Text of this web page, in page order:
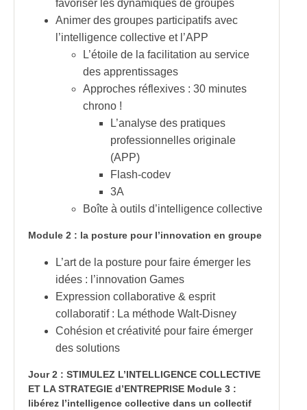
favoriser les dynamiques de groupes
Animer des groupes participatifs avec
l’intelligence collective et l’APP
L’étoile de la facilitation au service
des apprentissages
Approches réflexives : 30 minutes
chrono !
L’analyse des pratiques
professionnelles originale
(APP)
Flash-codev
3A
Boîte à outils d’intelligence collective
Module 2 : la posture pour l’innovation en groupe
L’art de la posture pour faire émerger les
idées : l’innovation Games
Expression collaborative & esprit
collaboratif : La méthode Walt-Disney
Cohésion et créativité pour faire émerger
des solutions
Jour 2 : STIMULEZ L’INTELLIGENCE COLLECTIVE
ET LA STRATEGIE d’ENTREPRISE Module 3 :
libérez l’intelligence collective dans un collectif